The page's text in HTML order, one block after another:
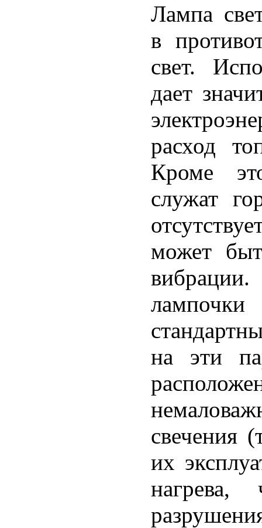
Лампа
в
свет.
дает
расход
Кроме
служат
может
на эти
свечения
их
нагрева,